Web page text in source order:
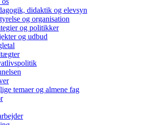
didaktik og elevsyn
og organisation
og politikker
og udbud
temaer og almene fag